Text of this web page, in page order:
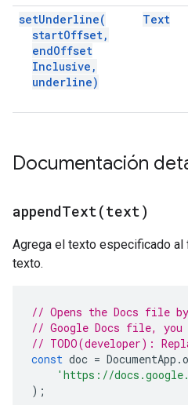
setUnderline(
startOffset,
endOffset
Inclusive ,
underline)
Text
Documentación
appendText(text)
Agrega el texto especificado al
texto.
// Opens the Docs file
// Google Docs file, you
// TODO(developer):
const doc = DocumentApp .
'https://
);